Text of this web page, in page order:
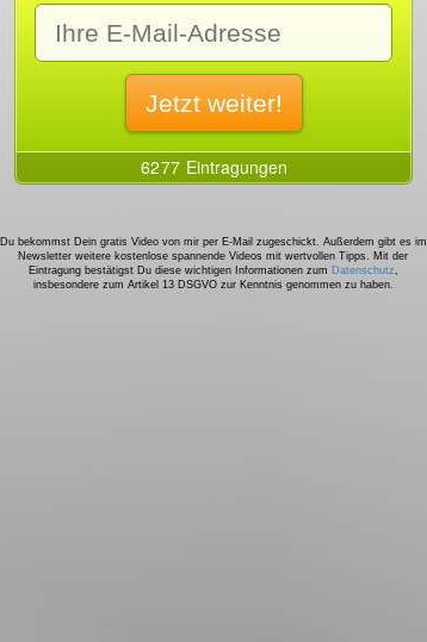
Du bekommst Dein gratis Video von mir per E-Mail zugeschickt. Außerdem gibt es im
Newsletter weitere kostenlose spannende Videos mit wertvollen Tipps. Mit der
Eintragung bestätigst Du diese wichtigen Informationen zum Datenschutz,
insbesondere zum Artikel 13 DSGVO zur Kenntnis genommen zu haben.